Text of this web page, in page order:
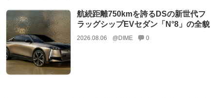
航続距離750kmを誇るDSの新世代フ
ラッグシップEVセダン「N°8」の全貌
2026.08.06 @DIME 0